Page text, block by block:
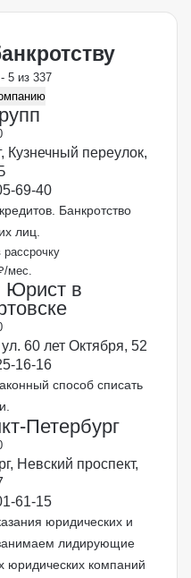
5 из 337
Кузнечный переулок,
69-40
Банкротство
лиц.
рассрочку
мес.
Юрист в
60 лет Октября, 52
16-16
способ списать
Петербург
Невский проспект,
61-15
юридических и
занимаем лидирующие
юридических компаний